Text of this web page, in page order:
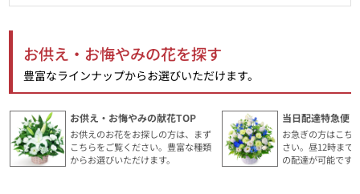
お供え・お悔やみの花を探す
豊富なラインナップからお選びいただけます。
お供え・お悔やみの献花TOP
お供えのお花をお探しの方は、まず
こちらをご覧ください。豊富な種類
からお選びいただけます。
当日配達特急便
お急ぎの方はこち
さい。昼12時まで
の配達が可能です